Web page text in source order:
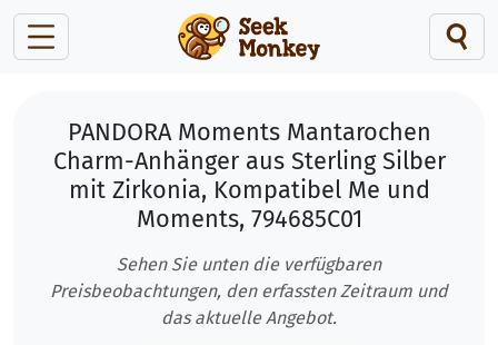
PANDORA Moments Mantarochen
Charm-Anhänger aus Sterling Silber
mit Zirkonia, Kompatibel Me und
Moments, 794685C01
Sehen Sie unten die verfügbaren
Preisbeobachtungen, den erfassten Zeitraum und
das aktuelle Angebot.